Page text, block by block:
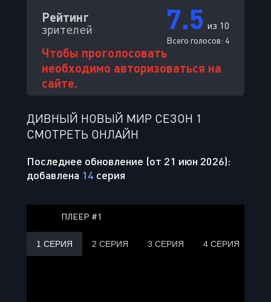
Рейтинг
зрителей 7.5 из 10
Всего голосов: 4
Чтобы проголосовать
необходимо авторизоваться на
сайте.
ДИВНЫЙ НОВЫЙ МИР СЕЗОН 1
СМОТРЕТЬ ОНЛАЙН
Последнее обновление (от 21 июн 2026):
добавлена 14 серия
ПЛЕЕР #1